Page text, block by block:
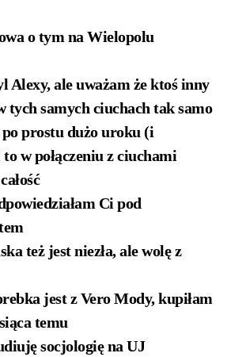
o tym na Wielopolu
Alexy, ale uważam że ktoś inny
tych samych ciuchach tak samo
prostu dużo uroku (i
w połączeniu z ciuchami
Ci pod
też jest niezła, ale wolę z
jest z Vero Mody, kupiłam
temu
socjologię na UJ